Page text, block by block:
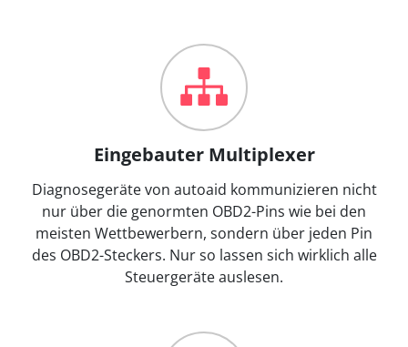
Eingebauter Multiplexer
Diagnosegeräte von autoaid kommunizieren nicht
nur über die genormten OBD2-Pins wie bei den
meisten Wettbewerbern, sondern über jeden Pin
des OBD2-Steckers. Nur so lassen sich wirklich alle
Steuergeräte auslesen.